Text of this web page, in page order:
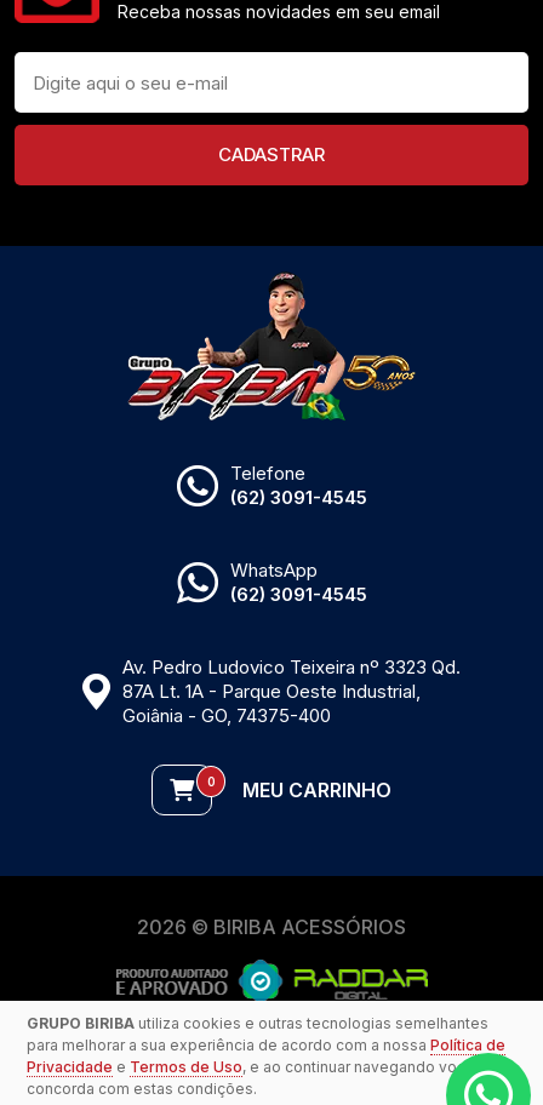
GRUPO BIRIBA utiliza cookies e outras tecnologias semelhantes
para melhorar a sua experiência de acordo com a nossa Política de
Privacidade e Termos de Uso, e ao continuar navegando você
concorda com estas condições.
Receba nossas novidades em seu email
CADASTRAR
Telefone
(62) 3091-4545
WhatsApp
(62) 3091-4545
Av. Pedro Ludovico Teixeira nº 3323 Qd.
87A Lt. 1A - Parque Oeste Industrial,
Goiânia - GO, 74375-400
0 MEU CARRINHO
2026 © BIRIBA ACESSÓRIOS